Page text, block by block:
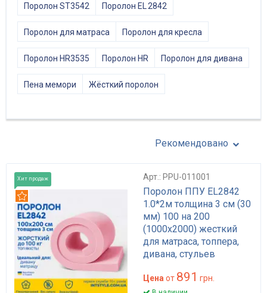
Поролон ST3542 Поролон EL 2842
Поролон для матраса Поролон для кресла
Поролон HR3535 Поролон HR Поролон для дивана
Пена мемори Жёсткий поролон
Рекомендовано
Хит продаж Арт.: PPU-011001
Поролон ППУ EL2842
1.0*2м толщина 3 см (30
мм) 100 на 200
(1000х2000) жесткий
для матраса, топпера,
дивана, стульев
Цена от 891 грн.